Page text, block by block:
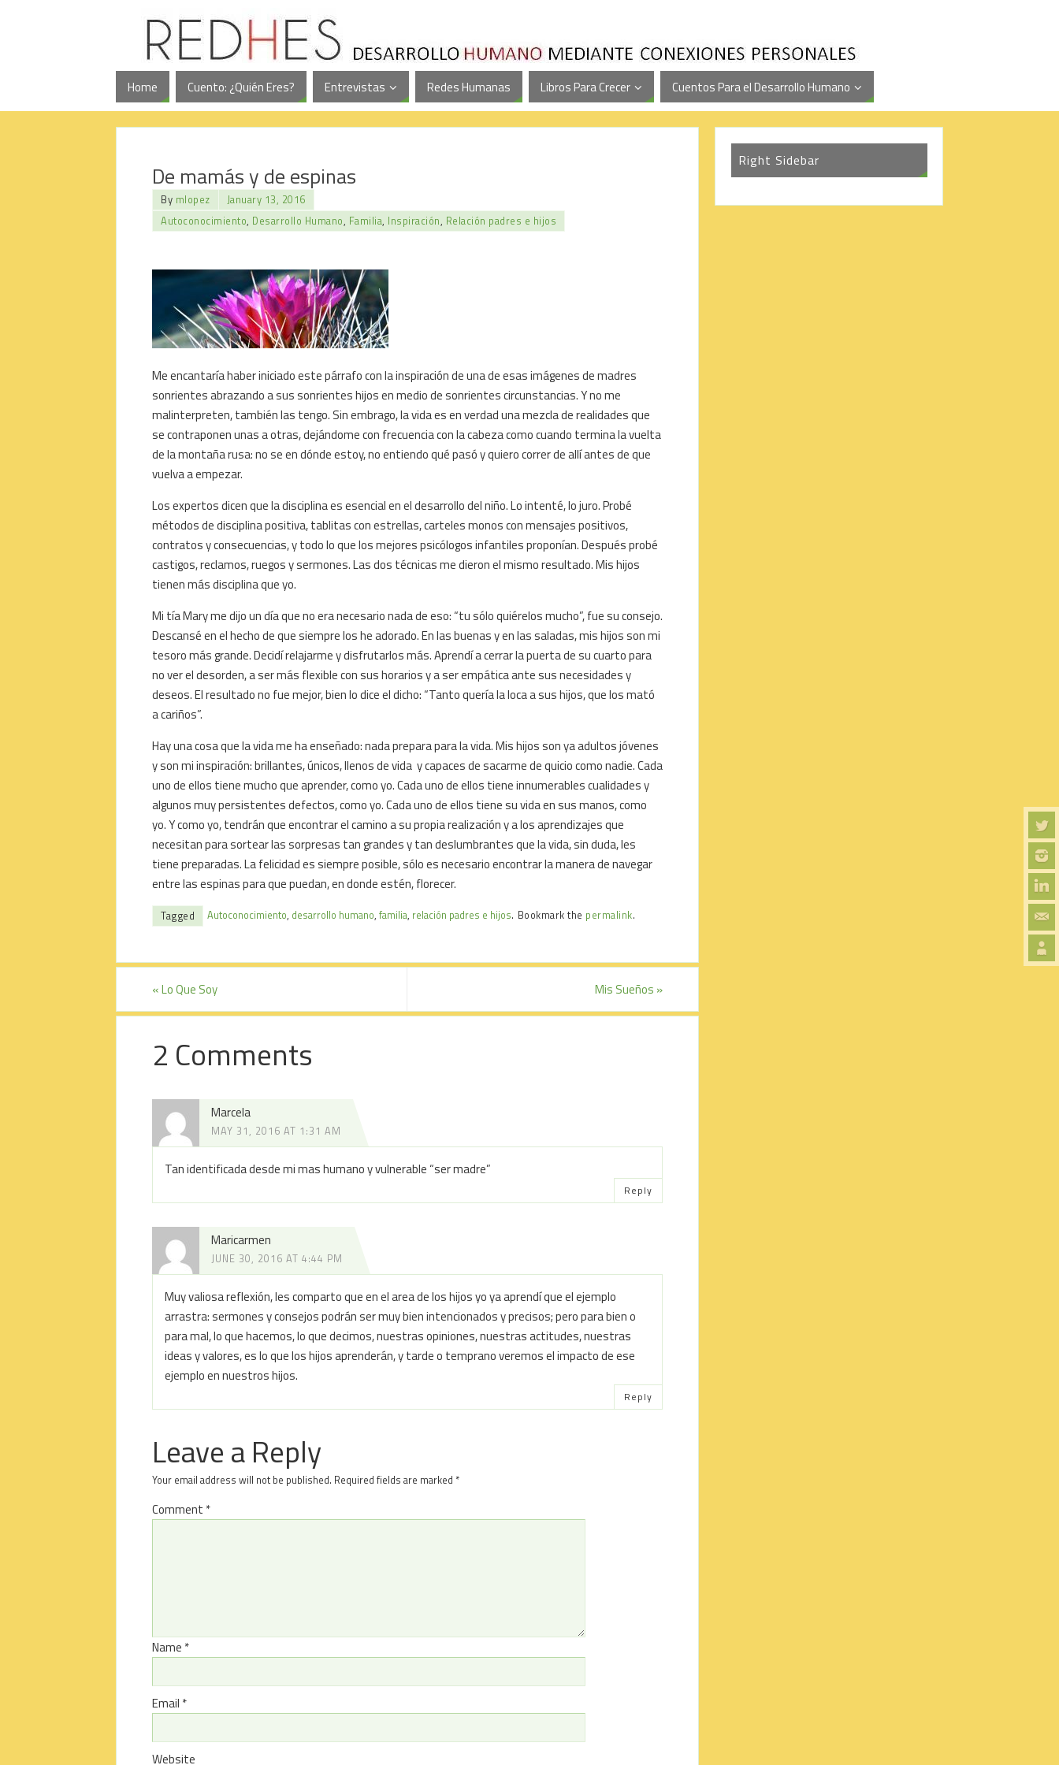
Home Cuento: ¿Quién Eres? Entrevistas Redes Humanas Libros Para Crecer Cuentos Para el Desarrollo Humano
De mamás y de espinas
By mlopez
January 13, 2016
Autoconocimiento, Desarrollo Humano, Familia, Inspiración, Relación padres e hijos
Me encantaría haber iniciado este párrafo con la inspiración de una de esas imágenes de madres
sonrientes abrazando a sus sonrientes hijos en medio de sonrientes circunstancias. Y no me
malinterpreten, también las tengo. Sin embrago, la vida es en verdad una mezcla de realidades que
se contraponen unas a otras, dejándome con frecuencia con la cabeza como cuando termina la vuelta
de la montaña rusa: no se en dónde estoy, no entiendo qué pasó y quiero correr de allí antes de que
vuelva a empezar.
Los expertos dicen que la disciplina es esencial en el desarrollo del niño. Lo intenté, lo juro. Probé
métodos de disciplina positiva, tablitas con estrellas, carteles monos con mensajes positivos,
contratos y consecuencias, y todo lo que los mejores psicólogos infantiles proponían. Después probé
castigos, reclamos, ruegos y sermones. Las dos técnicas me dieron el mismo resultado. Mis hijos
tienen más disciplina que yo.
Mi tía Mary me dijo un día que no era necesario nada de eso: “tu sólo quiérelos mucho”, fue su consejo.
Descansé en el hecho de que siempre los he adorado. En las buenas y en las saladas, mis hijos son mi
tesoro más grande. Decidí relajarme y disfrutarlos más. Aprendí a cerrar la puerta de su cuarto para
no ver el desorden, a ser más flexible con sus horarios y a ser empática ante sus necesidades y
deseos. El resultado no fue mejor, bien lo dice el dicho: “Tanto quería la loca a sus hijos, que los mató
a cariños”.
Hay una cosa que la vida me ha enseñado: nada prepara para la vida. Mis hijos son ya adultos jóvenes
y son mi inspiración: brillantes, únicos, llenos de vida y capaces de sacarme de quicio como nadie. Cada
uno de ellos tiene mucho que aprender, como yo. Cada uno de ellos tiene innumerables cualidades y
algunos muy persistentes defectos, como yo. Cada uno de ellos tiene su vida en sus manos, como
yo. Y como yo, tendrán que encontrar el camino a su propia realización y a los aprendizajes que
necesitan para sortear las sorpresas tan grandes y tan deslumbrantes que la vida, sin duda, les
tiene preparadas. La felicidad es siempre posible, sólo es necesario encontrar la manera de navegar
entre las espinas para que puedan, en donde estén, florecer.
Tagged Autoconocimiento, desarrollo humano, familia, relación padres e hijos. Bookmark the permalink.
«Lo Que Soy Mis Sueños »
2 Comments
Marcela
MAY 31, 2016 AT 1:31 AM
Tan identificada desde mi mas humano y vulnerable “ser madre”
Reply
Maricarmen
JUNE 30, 2016 AT 4:44 PM
Muy valiosa reflexión, les comparto que en el area de los hijos yo ya aprendí que el ejemplo
arrastra: sermones y consejos podrán ser muy bien intencionados y precisos; pero para bien o
para mal, lo que hacemos, lo que decimos, nuestras opiniones, nuestras actitudes, nuestras
ideas y valores, es lo que los hijos aprenderán, y tarde o temprano veremos el impacto de ese
ejemplo en nuestros hijos.
Reply
Leave a Reply
Your email address will not be published. Required fields are marked *
Comment *
Name *
Email *
Website
Right Sidebar